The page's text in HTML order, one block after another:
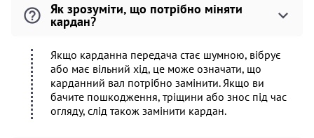
Як зрозуміти, що потрібно міняти
кардан?
Якщо карданна передача стає шумною, вібрує
або має вільний хід, це може означати, що
карданний вал потрібно замінити. Якщо ви
бачите пошкодження, тріщини або знос під час
огляду, слід також замінити кардан.